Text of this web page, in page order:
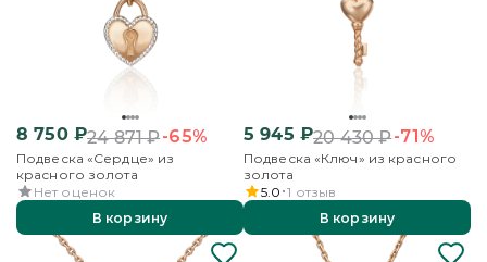
8 750₽24 871₽-65%
Подвеска «Сердце» из
красного золота
Нет оценок
В корзину
5 945 ₽20 430₽-71%
Подвеска «Ключ» из красного
золота
5.0 1 отзыв
В корзину